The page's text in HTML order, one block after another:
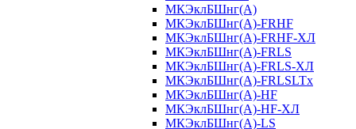
МКЭклБШнг(А)
МКЭклБШнг(А)-FRHF
МКЭклБШнг(А)-FRHF-ХЛ
МКЭклБШнг(А)-FRLS
МКЭклБШнг(А)-FRLS-ХЛ
МКЭклБШнг(А)-FRLSLTx
МКЭклБШнг(А)-HF
МКЭклБШнг(А)-HF-ХЛ
МКЭклБШнг(А)-LS